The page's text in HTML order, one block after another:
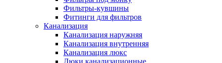
Оплата и доставка
Сервис-центр
Адреса Сервис-центров
Фильтры-кувшины
Фитинги для фильтров
Канализация
Канализация наружняя
Канализация внутренняя
Канализация люкс
Люки канализационные